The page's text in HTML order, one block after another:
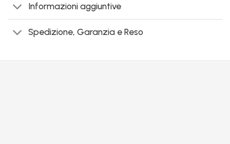
Informazioni aggiuntive
Spedizione, Garanzia e Reso